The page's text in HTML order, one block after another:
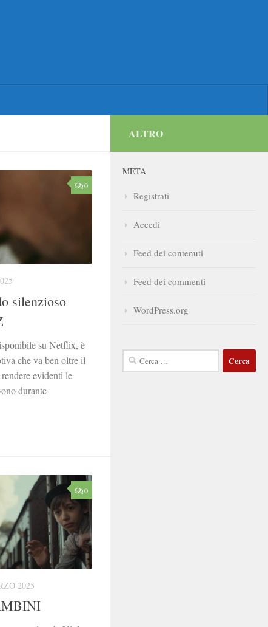
0
silenzioso
su Netflix, è
che va ben oltre il
evidenti le
durante
0
2025
ALTRO
META
Registrati
Accedi
Feed dei contenuti
Feed dei commenti
WordPress.org
Ricerca
per: